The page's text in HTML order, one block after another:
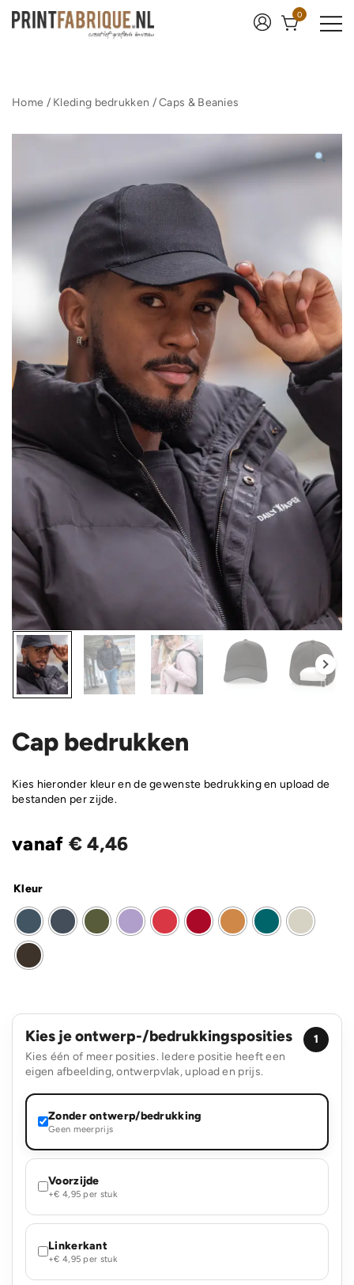
naar
0
Home / Kleding bedrukken /Caps & Beanies
Cap bedrukken
Kies hieronder kleur en de gewenste bedrukking en upload de
bestanden per zijde.
vanaf € 4,46
Kleur
Kies je ontwerp-/bedrukkingsposities
Kies één of meer posities. Iedere positie heeft een
eigen afbeelding, ontwerpvlak, upload en prijs.
1
Zonder ontwerp/bedrukking
Geen meerprijs
Voorzijde
+€ 4,95 per stuk
Linkerkant
+€ 4,95 per stuk